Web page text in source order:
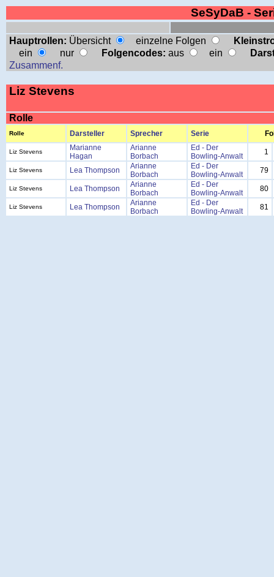
SeSyDaB -
Hauptrollen: Übersicht einzelne Folgen
ein
nur Folgencodes: aus ein
Zusammenf.
Liz Stevens
Rolle
Rolle Darsteller Sprecher Serie
Liz Stevens
Marianne
Hagan
Arianne
Borbach
Ed - Der
Bowling-Anwalt
1
Liz Stevens Lea Thompson
Arianne
Borbach
Ed - Der
Bowling-Anwalt
79
Liz Stevens Lea Thompson
Arianne
Borbach
Ed - Der
Bowling-Anwalt
80
Liz Stevens Lea Thompson
Arianne
Borbach
Ed - Der
Bowling-Anwalt
81